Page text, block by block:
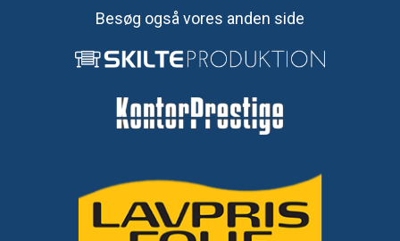
Besøg også vores anden side